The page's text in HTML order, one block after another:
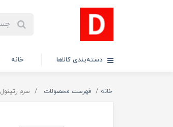
دسته‌بندی کالاها خانه
خانه فهرست محصولات سرم رتینول 0.2 درصد در اسکوالان د اوردینری مناسب انواع پوست حجم 30 میلی لیتر